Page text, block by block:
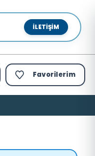
İLETIŞIM
Favorilerim